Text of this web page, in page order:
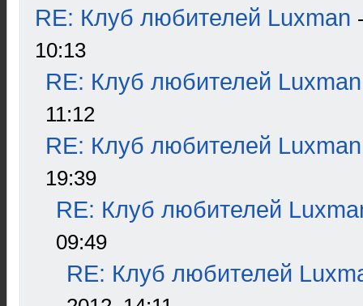
RE: Клуб любителей Luxman
10:13
RE: Клуб любителей Luxman
11:12
RE: Клуб любителей Luxman
19:39
RE: Клуб любителей
09:49
RE: Клуб любителей